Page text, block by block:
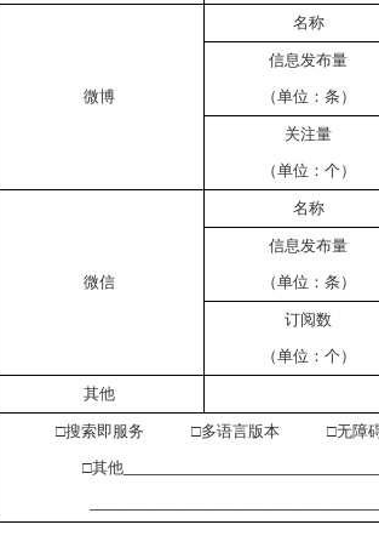
微博
名称
信息发布量
（单位：条）
关注量
（单位：个）
微信
名称
信息发布量
（单位：条）
订阅数
（单位：个）
其他
□搜索即服务 □多语言版本 □无障
□其他